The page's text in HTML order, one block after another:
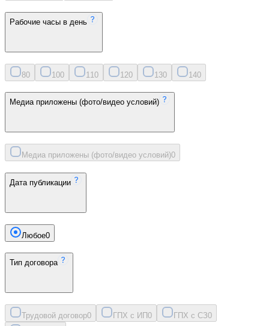
Рабочие часы в день
80 100 11 0 120 130 140
Медиа приложены (фото/видео условий)
Медиа приложены (фото/видео условий)0
Дата публикации
Любое0
Тип договора
Трудовой договор0 ГПХ с ИП0 ГПХ с СЗ0